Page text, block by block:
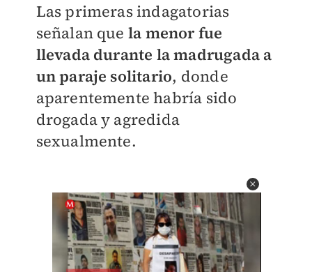
Las primeras indagatorias
señalan que la menor fue
llevada durante la madrugada a
un paraje solitario, donde
aparentemente habría sido
drogada y agredida
sexualmente.